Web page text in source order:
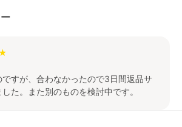
すが、合わなかったので3日間返品サ
た。また別のものを検討中です。